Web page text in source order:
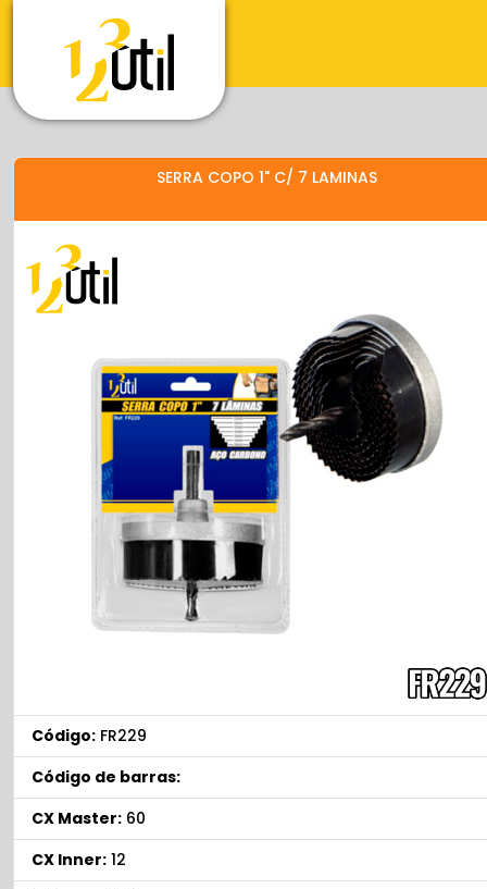
SERRA COPO 1" C/ 7 LAMINAS
Código: FR229
Código de barras:
CX Master: 60
CX Inner: 12